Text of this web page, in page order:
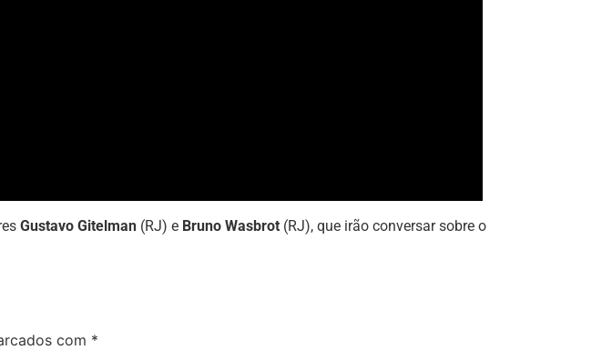
Gustavo Gitelman (RJ) e Bruno Wasbrot (RJ), que irão conversar sobre o
com *